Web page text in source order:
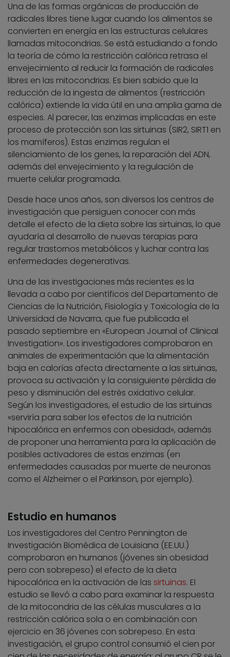
Una de las formas orgánicas de producción de
radicales libres tiene lugar cuando los alimentos se
convierten en energía en las estructuras celulares
llamadas mitocondrias. Se está estudiando a fondo
la teoría de cómo la restricción calórica retrasa el
envejecimiento al reducir la formación de radicales
libres en las mitocondrias. Es bien sabido que la
reducción de la ingesta de alimentos (restricción
calórica) extiende la vida útil en una amplia gama de
especies. Al parecer, las enzimas implicadas en este
proceso de protección son las sirtuinas (SIR2, SIRT1 en
los mamíferos). Estas enzimas regulan el
silenciamiento de los genes, la reparación del ADN,
además del envejecimiento y la regulación de
muerte celular programada.
Desde hace unos años, son diversos los centros de
investigación que persiguen conocer con más
detalle el efecto de la dieta sobre las sirtuinas, lo que
ayudaría al desarrollo de nuevas terapias para
regular trastornos metabólicos y luchar contra las
enfermedades degenerativas.
Una de las investigaciones más recientes es la
llevada a cabo por científicos del Departamento de
Ciencias de la Nutrición, Fisiología y Toxicología de la
Universidad de Navarra, que fue publicada el
pasado septiembre en «European Journal of Clinical
Investigation». Los investigadores comprobaron en
animales de experimentación que la alimentación
baja en calorías afecta directamente a las sirtuinas,
provoca su activación y la consiguiente pérdida de
peso y disminución del estrés oxidativo celular.
Según los investigadores, el estudio de las sirtuinas
«serviría para saber los efectos de la nutrición
hipocalórica en enfermos con obesidad», además
de proponer una herramienta para la aplicación de
posibles activadores de estas enzimas (en
enfermedades causadas por muerte de neuronas
como el Alzheimer o el Parkinson, por ejemplo).
Estudio en humanos
Los investigadores del Centro Pennington de
Investigación Biomédica de Louisiana (EE.UU.)
comprobaron en humanos (jóvenes sin obesidad
pero con sobrepeso) el efecto de la dieta
hipocalórica en la activación de las sirtuinas. El
estudio se llevó a cabo para examinar la respuesta
de la mitocondria de las células musculares a la
restricción calórica sola o en combinación con
ejercicio en 36 jóvenes con sobrepeso. En esta
investigación, el grupo control consumió el cien por